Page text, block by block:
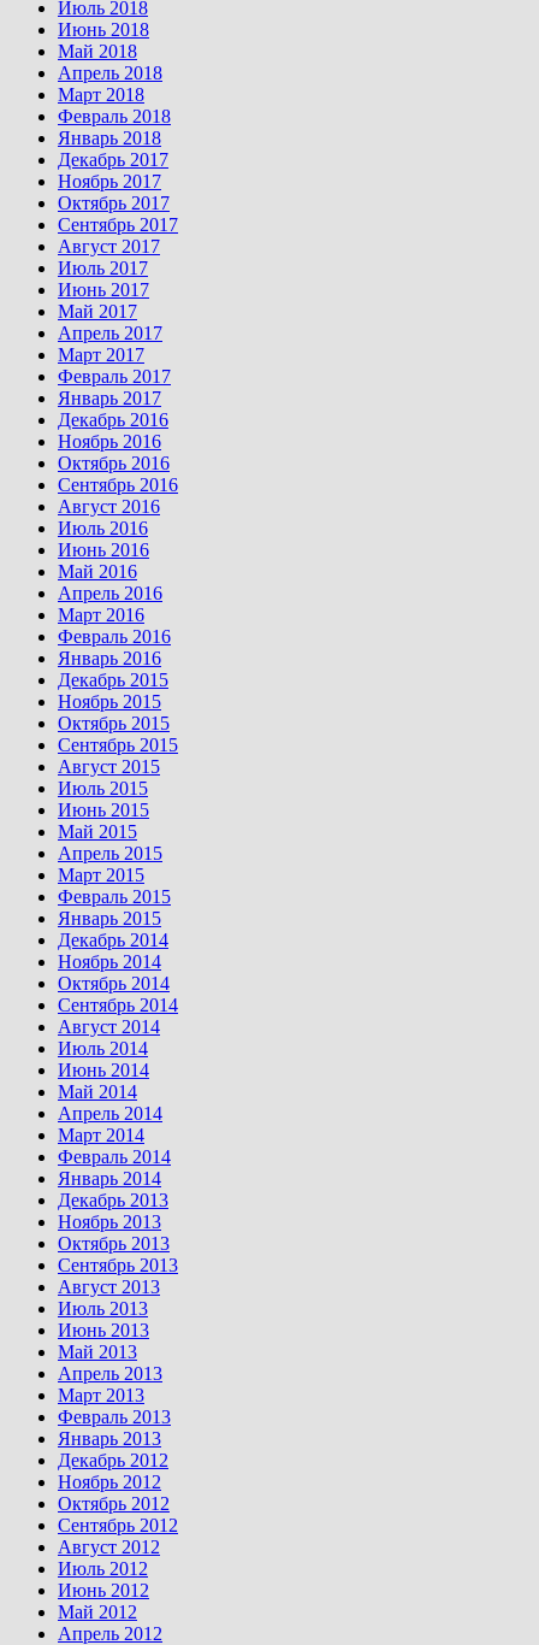
Июль 2018
Июнь 2018
Май 2018
Апрель 2018
Март 2018
Февраль 2018
Январь 2018
Декабрь 2017
Ноябрь 2017
Октябрь 2017
Сентябрь 2017
Август 2017
Июль 2017
Июнь 2017
Май 2017
Апрель 2017
Март 2017
Февраль 2017
Январь 2017
Декабрь 2016
Ноябрь 2016
Октябрь 2016
Сентябрь 2016
Август 2016
Июль 2016
Июнь 2016
Май 2016
Апрель 2016
Март 2016
Февраль 2016
Январь 2016
Декабрь 2015
Ноябрь 2015
Октябрь 2015
Сентябрь 2015
Август 2015
Июль 2015
Июнь 2015
Май 2015
Апрель 2015
Март 2015
Февраль 2015
Январь 2015
Декабрь 2014
Ноябрь 2014
Октябрь 2014
Сентябрь 2014
Август 2014
Июль 2014
Июнь 2014
Май 2014
Апрель 2014
Март 2014
Февраль 2014
Январь 2014
Декабрь 2013
Ноябрь 2013
Октябрь 2013
Сентябрь 2013
Август 2013
Июль 2013
Июнь 2013
Май 2013
Апрель 2013
Март 2013
Февраль 2013
Январь 2013
Декабрь 2012
Ноябрь 2012
Октябрь 2012
Сентябрь 2012
Август 2012
Июль 2012
Июнь 2012
Май 2012
Апрель 2012